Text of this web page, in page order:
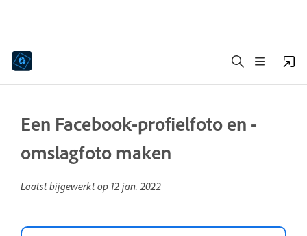
Een Facebook-profielfoto en -
omslagfoto maken
Laatst bijgewerkt op 12 jan. 2022